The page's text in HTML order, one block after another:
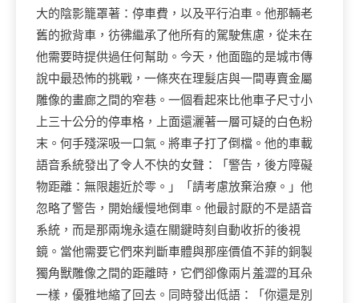
大的陰影籠罩著：停車費，以及平行泊車。他那輛老
舊的掀背車，彷彿繼承了他所有的駕駛焦慮，從未在
他需要時提供過任何幫助。今天，他面臨的是城市傳
說中最恐怖的挑戰，一條夾在理髮店與一間專賣金屬
雕像的畫廊之間的窄巷。一個看起來比他車子尺寸小
上三十公分的停車格，上面還灑著一層可疑的白色粉
末。何手殘深吸一口氣。將車子打了倒檔。他的車載
語音系統發出了令人不快的女聲：「警告，後方障礙
物距離：無限趨近於零。」「請考慮放棄治療。」他
忽略了警告，開始緩慢地倒車。他最討厭的不是語音
系統，而是那兩塊永遠在關鍵時刻自動收折的後視
鏡。當他需要它們來判斷車體與那座價值不菲的銅製
獨角獸雕像之間的距離時，它們卻像兩片羞澀的耳朵
一樣，優雅地縮了回去。同時發出低語：「你還是別